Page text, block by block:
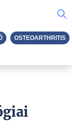
OSTEOARTHRITIS